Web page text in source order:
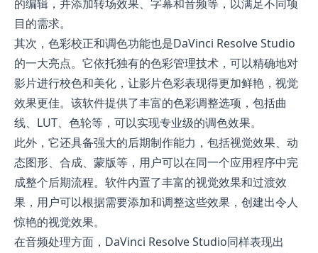
的编辑，并添加转场效果、字幕和音频等，以满足不同项
目的需求。
其次，色彩校正和调色功能也是DaVinci Resolve Studio
的一大亮点。它依托独有的色彩管理技术，可以精确地对
影片进行校色和美化，让影片色彩表现得更加鲜艳，视觉
效果更佳。该软件提供了丰富的色彩调整选项，包括曲
线、LUT、色轮等，可以实现专业级的调色效果。
此外，它还具备强大的后期制作能力，包括视觉效果、动
态图形、合成、蒙版等，用户可以在同一个应用程序中完
成整个后期流程。软件内置了丰富的视觉效果和过渡效
果，用户可以根据需要添加和调整这些效果，创建出令人
惊艳的视觉效果。
在音频处理方面，DaVinci Resolve Studio同样表现出